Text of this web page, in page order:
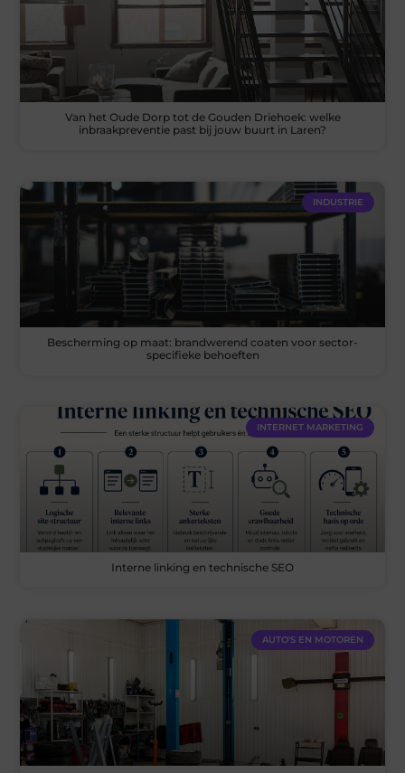
Van het Oude Dorp tot de Gouden Driehoek: welke
inbraakpreventie past bij jouw buurt in Laren?
INDUSTRIE
Bescherming op maat: brandwerend coaten voor sector-
specifieke behoeften
INTERNET MARKETING
Interne linking en technische SEO
AUTO'S EN MOTOREN